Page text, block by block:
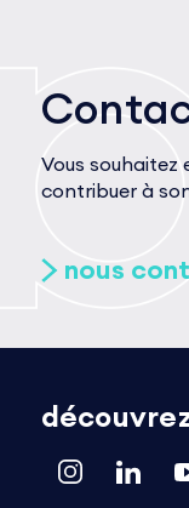
Vous souhaitez
contribuer à
nous